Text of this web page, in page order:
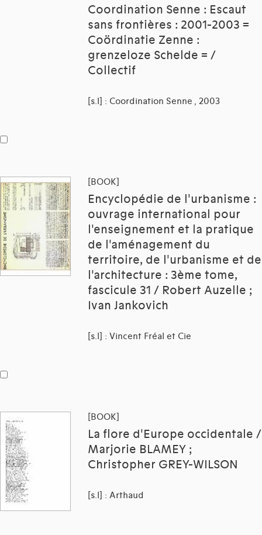
Coordination Senne : Escaut
sans frontières : 2001-2003 =
Coördinatie Zenne :
grenzeloze Schelde = /
Collectif
[s.l] : Coordination Senne , 2003
[BOOK]
Encyclopédie de l'urbanisme :
ouvrage international pour
l'enseignement et la pratique
de l'aménagement du
territoire, de l'urbanisme et de
l'architecture : 3ème tome,
fascicule 31 / Robert Auzelle ;
Ivan Jankovich
[s.l] : Vincent Fréal et Cie
[BOOK]
La flore d'Europe occidentale /
Marjorie BLAMEY ;
Christopher GREY-WILSON
[s.l] : Arthaud